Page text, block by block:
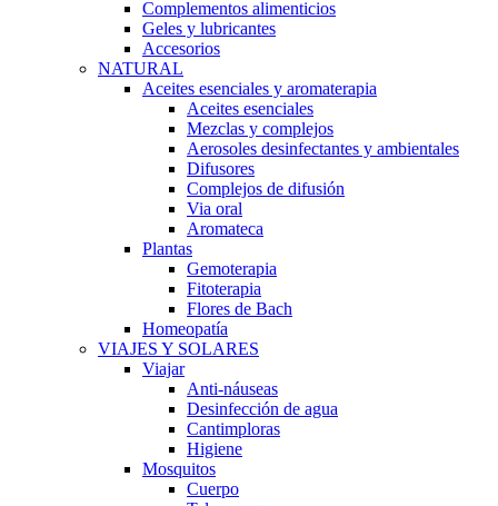
Complementos alimenticios
Geles y lubricantes
Accesorios
NATURAL
Aceites esenciales y aromaterapia
Aceites esenciales
Mezclas y complejos
Aerosoles desinfectantes y ambientales
Difusores
Complejos de difusión
Via oral
Aromateca
Plantas
Gemoterapia
Fitoterapia
Flores de Bach
Homeopatía
VIAJES Y SOLARES
Viajar
Anti-náuseas
Desinfección de agua
Cantimploras
Higiene
Mosquitos
Cuerpo